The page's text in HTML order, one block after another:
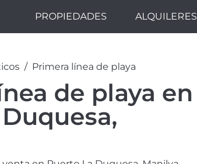
PROPIEDADES ALQUILERES
Primera línea de playa
de playa en